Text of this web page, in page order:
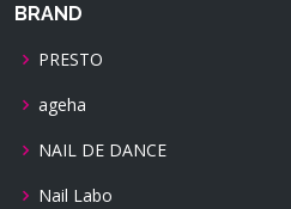
BRAND
PRESTO
ageha
NAIL DE DANCE
Nail Labo